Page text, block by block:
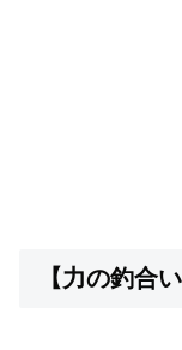
【力の釣合